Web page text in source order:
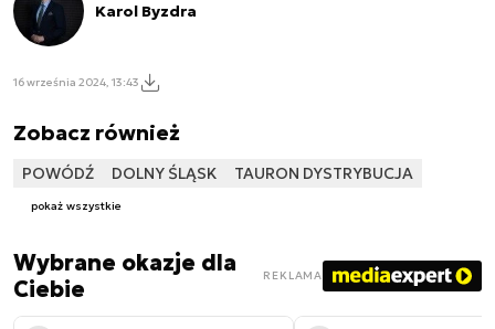
Karol Byzdra
16 września 2024, 13:43
Zobacz również
POWÓDŹ DOLNY ŚLĄSK TAURON DYSTRYBUCJA
pokaż wszystkie
Wybrane okazje dla
Ciebie
REKLAMA